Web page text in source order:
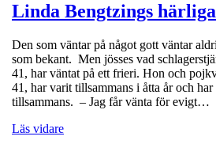
Linda Bengtzings
Den som väntar på något gott väntar
som bekant. Men jösses vad
41, har väntat på ett frieri. Hon och
41, har varit tillsammans i åtta år och har
tillsammans. – Jag får vänta för evigt…
Läs vidare